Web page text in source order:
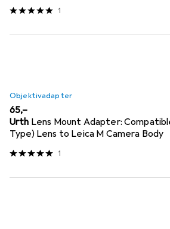
1
Objektivadapter
EUR
65,–
Urth Lens Mount Adapter:
Type) Lens to Leica M Camera Body
1